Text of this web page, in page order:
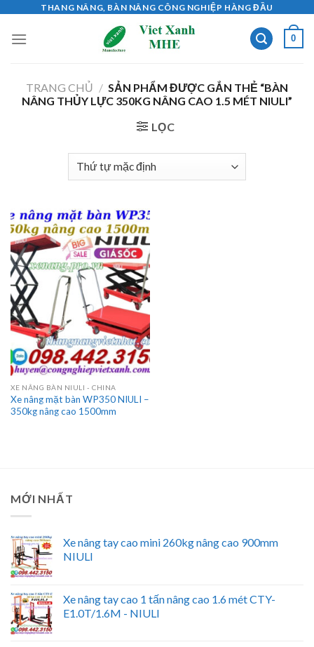
content
THANG NÂNG, BÀN NÂNG CÔNG NGHIỆP HÀNG ĐẦU
0
TRANG CHỦ / SẢN PHẨM ĐƯỢC GẮN THẺ “BÀN
NÂNG THỦY LỰC 350KG NÂNG CAO 1.5 MÉT NIULI”
LỌC
XE NÂNG BÀN NIULI - CHINA
Xe nâng mặt bàn WP350 NIULI –
350kg nâng cao 1500mm
MỚI NHẤT
Xe nâng tay cao mini 260kg nâng cao 900mm
NIULI
Xe nâng tay cao 1 tấn nâng cao 1.6 mét CTY-
E1.0T/1.6M - NIULI